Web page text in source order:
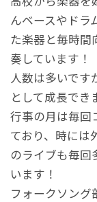
んベースやドラ
た楽器と毎時間
奏しています！
人数は多いです
として成長でき
行事の月は毎回
ており、時には
のライブも毎回
います！
フォークソング